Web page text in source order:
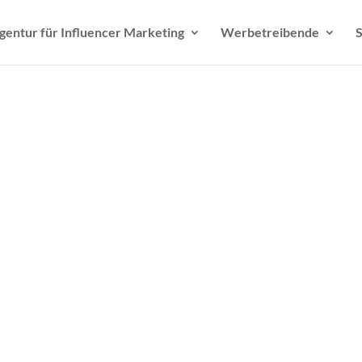
für Influencer Marketing Werbetreibende